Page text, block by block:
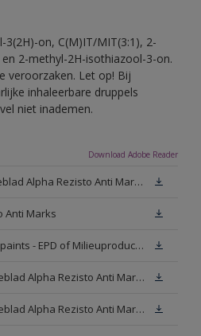
on, C(M)IT/MIT(3:1), 2-
2-methyl-2H-isothiazool-3-on.
veroorzaken. Let op! Bij
inhaleerbare druppels
niet inademen.
Download Adobe Reader
Technisch Informatieblad Alpha Rezisto Anti Marks (PDF)
Anti Marks
Sikkens Interior Wallpaints - EPD of Milieuproductverklaring
Veiligheidsinformatieblad Alpha Rezisto Anti Marks Mat White W05 (MSDS)
Veiligheidsinformatieblad Alpha Rezisto Anti Marks Mat N00 (MSDS)